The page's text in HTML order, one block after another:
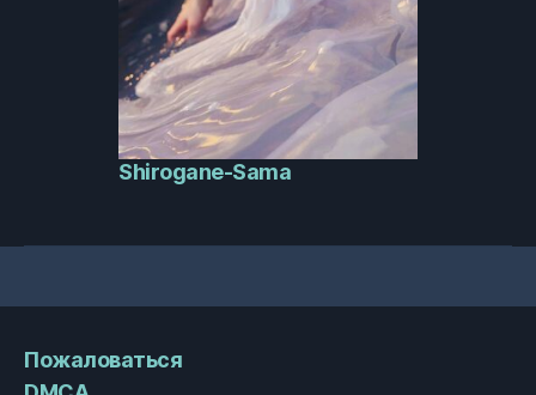
Shirogane-Sama
Пожаловаться